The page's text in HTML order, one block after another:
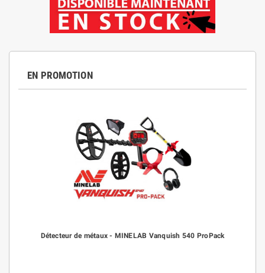
EN PROMOTION
Détecteur de métaux - MINELAB Vanquish 540 ProPack